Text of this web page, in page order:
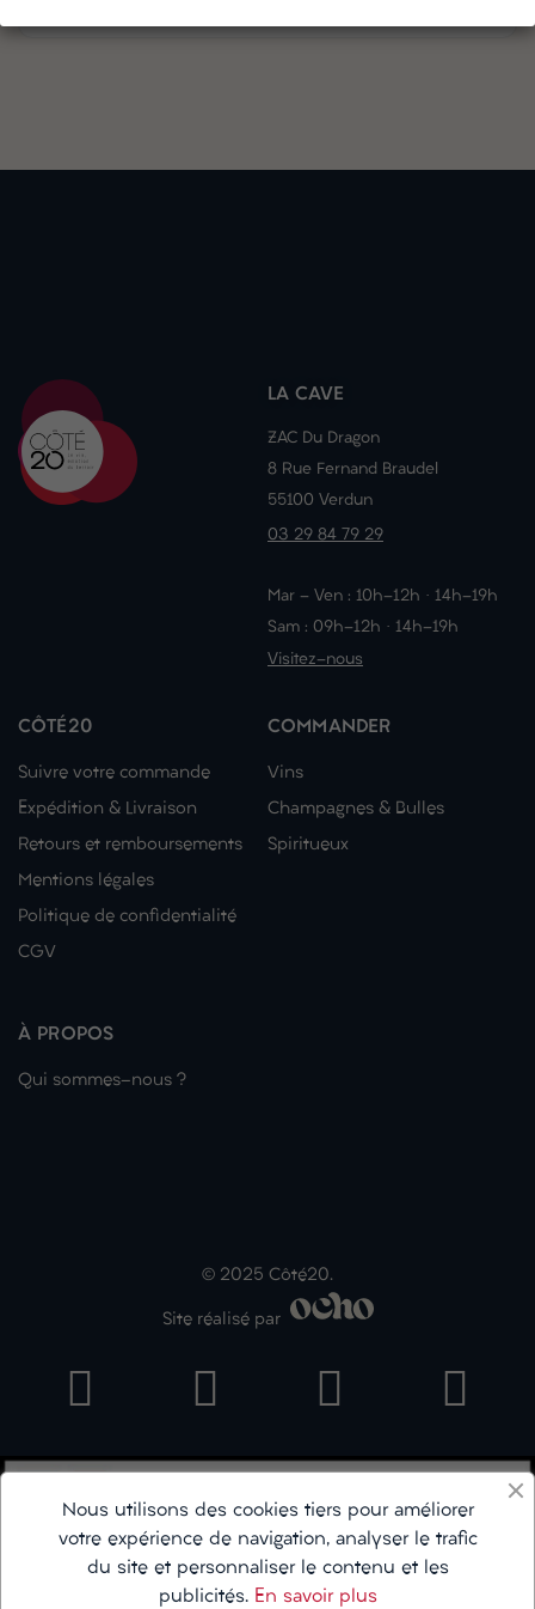
LA CAVE
ZAC Du Dragon
8 Rue Fernand Braudel
55100 Verdun
03 29 84 79 29
Mar - Ven : 10h-12h · 14h-19h
Sam : 09h-12h · 14h-19h
Visitez-nous
CÔTÉ20
Suivre votre commande
Expédition & Livraison
Retours et remboursements
Mentions légales
Politique de confidentialité
CGV
COMMANDER
Vins
Champagnes & Bulles
Spiritueux
À PROPOS
Qui sommes-nous ?
© 2025 Côté20.
Site réalisé par
Nous utilisons des cookies tiers pour améliorer
votre expérience de navigation, analyser le trafic
du site et personnaliser le contenu et les
publicités. En savoir plus